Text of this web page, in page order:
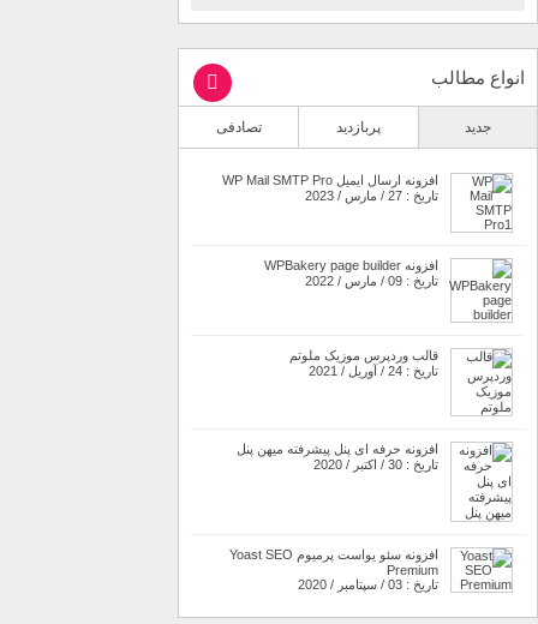
انواع مطالب
جدید پربازدید تصادفی
افزونه ارسال ایمیل WP Mail SMTP Pro
تاریخ : 27 / مارس / 2023
افزونه WPBakery page builder
تاریخ : 09 / مارس / 2022
قالب وردپرس موزیک ملوتم
تاریخ : 24 / آوریل / 2021
افزونه حرفه ای پنل پیشرفته میهن پنل
تاریخ : 30 / اکتبر / 2020
افزونه سئو یواست پرمیوم Yoast SEO
Premium
تاریخ : 03 / سپتامبر / 2020